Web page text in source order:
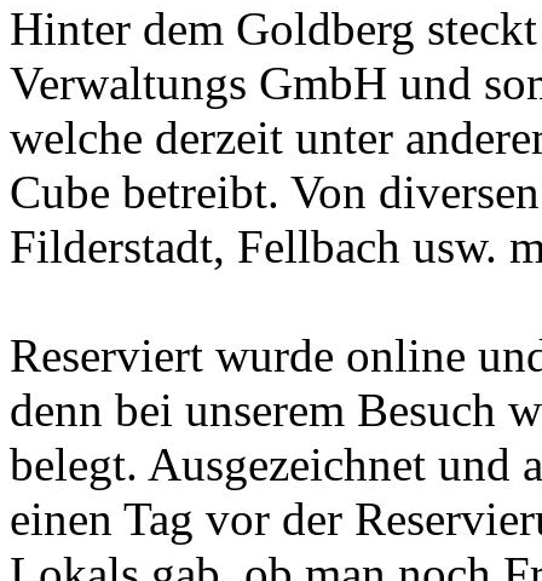
Hinter dem Goldberg
Verwaltungs GmbH und
welche derzeit unter
Cube betreibt. Von
Filderstadt, Fellbach usw.
Reserviert wurde online
denn bei unserem Besuch
belegt. Ausgezeichnet und
einen Tag vor der